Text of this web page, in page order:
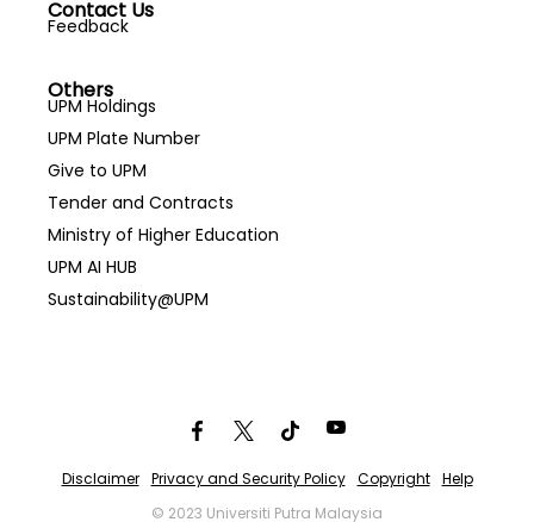
Contact Us
Feedback
Others
UPM Holdings
UPM Plate Number
Give to UPM
Tender and Contracts
Ministry of Higher Education
UPM AI HUB
Sustainability@UPM
Disclaimer Privacy and Security Policy Copyright
Help
© 2023 Universiti Putra Malaysia